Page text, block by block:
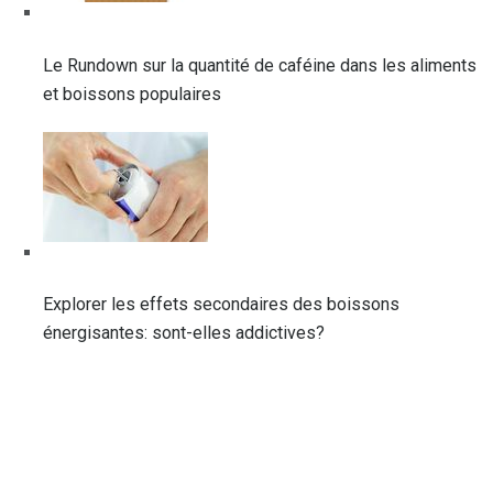
Le Rundown sur la quantité de caféine dans les aliments
et boissons populaires
Explorer les effets secondaires des boissons
énergisantes: sont-elles addictives?